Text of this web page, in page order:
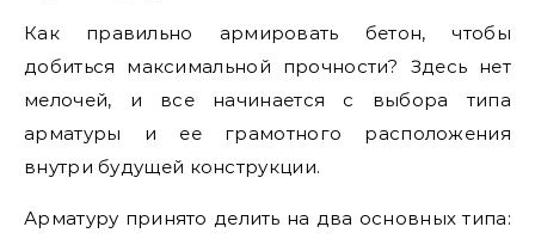
Как правильно армировать бетон, чтобы
добиться максимальной прочности? Здесь нет
мелочей, и все начинается с выбора типа
арматуры и ее грамотного расположения
внутри будущей конструкции.
Арматуру принято делить на два основных типа: